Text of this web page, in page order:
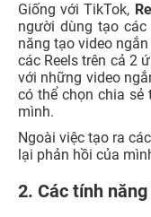
Giống với TikTok,
người dùng tạo
năng tạo video
các Reels trên cả 2
với những video
có thể chọn chia sẻ
mình.
Ngoài việc tạo ra
lại phản hồi của
2. Các tính